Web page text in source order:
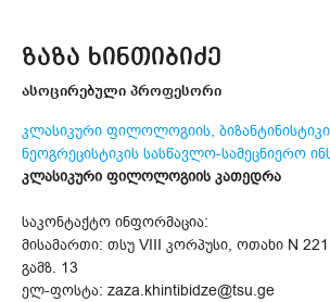
ზაზა ხინთიბიძე
ასოცირებული პროფესორი
კლასიკური ფილოლოგიის,
ნეოგრეცისტიკის სასწავლო-სამეცნიერო
კლასიკური ფილოლოგიის კათედრა
საკონტაქტო ინფორმაცია:
მისამართი: თსუ VIII კორპუსი, ოთახი N 221,
გამზ. 13
ელ-ფოსტა: zaza.khintibidze@tsu.ge